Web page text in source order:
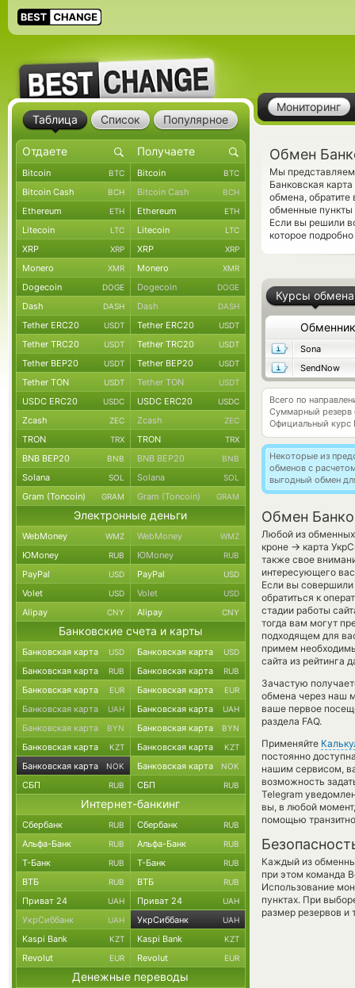
Мониторинг
Обмен
Мы
Банковская
обмена,
обменные пункты
Если вы решили
которое
Курсы обмена
Обменник
Sona
SendNow
Всего по
Суммарный резерв
Официальный курс
Некоторые из
обменов с
выгодный обмен
Обмен
Любой из обменных
кроне → карта
также свое
интересующего
Если вы
обратиться к
стадии работы
тогда вам могут
подходящем для
примем
сайта из рейтинга
Зачастую
обмена через наш
ваше первое
раздела FAQ.
Применяйте
постоянно
нашим сервисом,
возможность
Telegram
вы, в любой
помощью
Каждый из
при этом команда
Использование
пунктах. При
размер резервов и
Таблица Список Популярное
Bitcoin BTC Bitcoin BTC
Bitcoin Cash BCH Bitcoin Cash BCH
Ethereum ETH Ethereum ETH
Litecoin LTC Litecoin LTC
XRP XRP XRP XRP
Monero XMR Monero XMR
Dogecoin DOGE Dogecoin DOGE
Dash DASH Dash DASH
Tether ERC20 USDT Tether ERC20 USDT
Tether TRC20 USDT Tether TRC20 USDT
Tether BEP20 USDT Tether BEP20 USDT
Tether TON USDT Tether TON USDT
USDC ERC20 USDC USDC ERC20 USDC
Zcash ZEC Zcash ZEC
TRON TRX TRON TRX
BNB BEP20 BNB BNB BEP20 BNB
Solana SOL Solana SOL
Gram (Toncoin) GRAM Gram (Toncoin) GRAM
Электронные деньги
WebMoney WMZ WebMoney WMZ
ЮMoney RUB ЮMoney RUB
PayPal USD PayPal USD
Volet USD Volet USD
Alipay CNY Alipay CNY
Банковские счета и карты
Банковская карта USD Банковская карта USD
Банковская карта RUB Банковская карта RUB
Банковская карта EUR Банковская карта EUR
Банковская карта UAH Банковская карта UAH
Банковская карта BYN Банковская карта BYN
Банковская карта KZT Банковская карта KZT
Банковская карта NOK Банковская карта NOK
СБП RUB СБП RUB
Интернет-банкинг
Сбербанк RUB Сбербанк RUB
Альфа-Банк RUB Альфа-Банк RUB
Т-Банк RUB Т-Банк RUB
ВТБ RUB ВТБ RUB
Приват 24 UAH Приват 24 UAH
УкрСиббанк UAH УкрСиббанк UAH
Kaspi Bank KZT Kaspi Bank KZT
Revolut EUR Revolut EUR
Денежные переводы